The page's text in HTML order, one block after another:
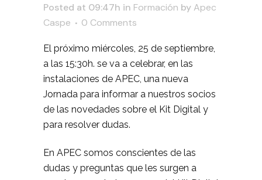
Posted at 09:47h in Formación by Apec
Caspe
0 Comments
El próximo miércoles, 25 de septiembre,
a las 15:30h. se va a celebrar, en las
instalaciones de APEC, una nueva
Jornada para informar a nuestros socios
de las novedades sobre el Kit Digital y
para resolver dudas.
En APEC somos conscientes de las
dudas y preguntas que les surgen a